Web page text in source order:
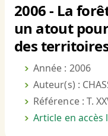
2006 - La
un atout
des
Année : 2006
Auteur(s) :
Référence : T.
Article en